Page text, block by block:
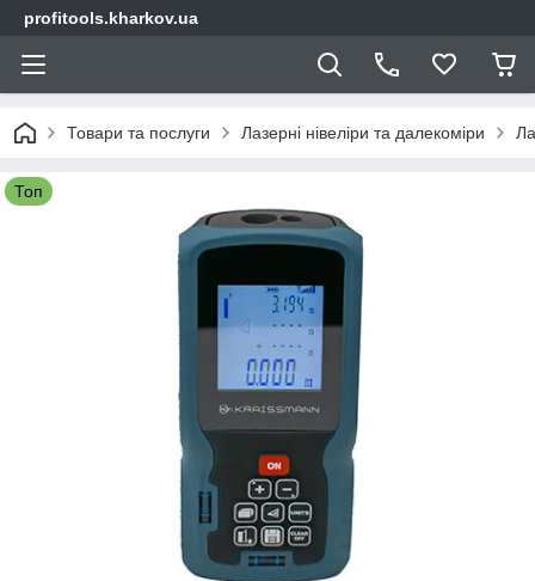
profitools.kharkov.ua
Товари та послуги Лазерні нівеліри та далекоміри
Топ